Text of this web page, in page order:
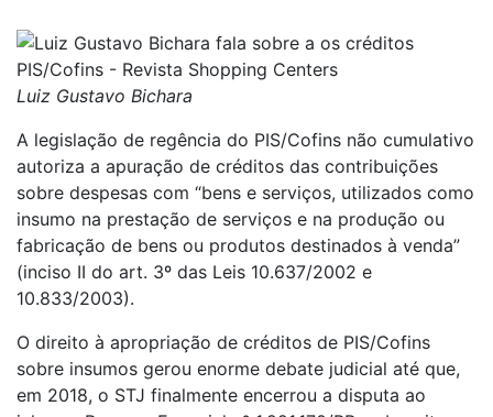
Luiz Gustavo Bichara
A legislação de regência do PIS/Cofins não cumulativo
autoriza a apuração de créditos das contribuições
sobre despesas com “bens e serviços, utilizados como
insumo na prestação de serviços e na produção ou
fabricação de bens ou produtos destinados à venda”
(inciso II do art. 3º das Leis 10.637/2002 e
10.833/2003).
O direito à apropriação de créditos de PIS/Cofins
sobre insumos gerou enorme debate judicial até que,
em 2018, o STJ finalmente encerrou a disputa ao